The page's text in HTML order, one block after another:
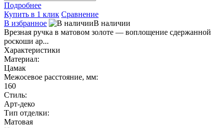
Подробнее
Купить в 1 клик Сравнение
В избранное
В наличии
Врезная ручка в матовом золоте — воплощение сдержанной
роскоши ар...
Характеристики
Материал:
Цамак
Межосевое расстояние, мм:
160
Стиль:
Арт-деко
Тип отделки:
Матовая